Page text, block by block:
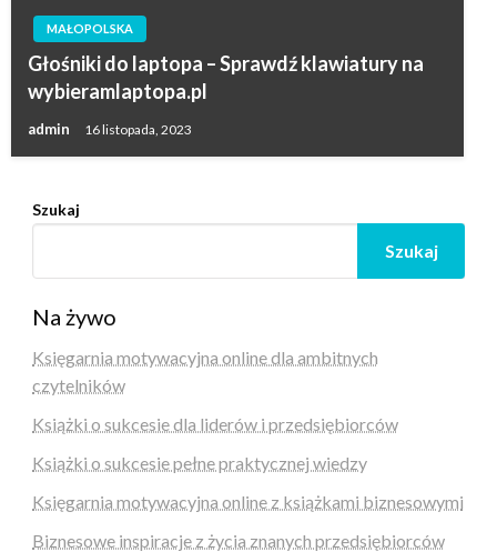
MAŁOPOLSKA
Głośniki do laptopa – Sprawdź klawiatury na
wybieramlaptopa.pl
admin 16 listopada, 2023
Szukaj
Szukaj
Na żywo
Księgarnia motywacyjna online dla ambitnych
czytelników
Książki o sukcesie dla liderów i przedsiębiorców
Książki o sukcesie pełne praktycznej wiedzy
Księgarnia motywacyjna online z książkami biznesowymi
Biznesowe inspiracje z życia znanych przedsiębiorców